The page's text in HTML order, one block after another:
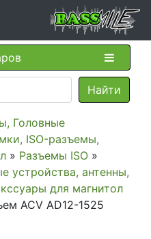
Головные
ISO-разъемы,
» Разъемы ISO »
устройства, антенны,
для магнитол
ACV AD12-1525